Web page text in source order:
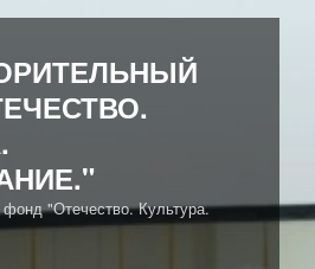
"Отечество. Культура.